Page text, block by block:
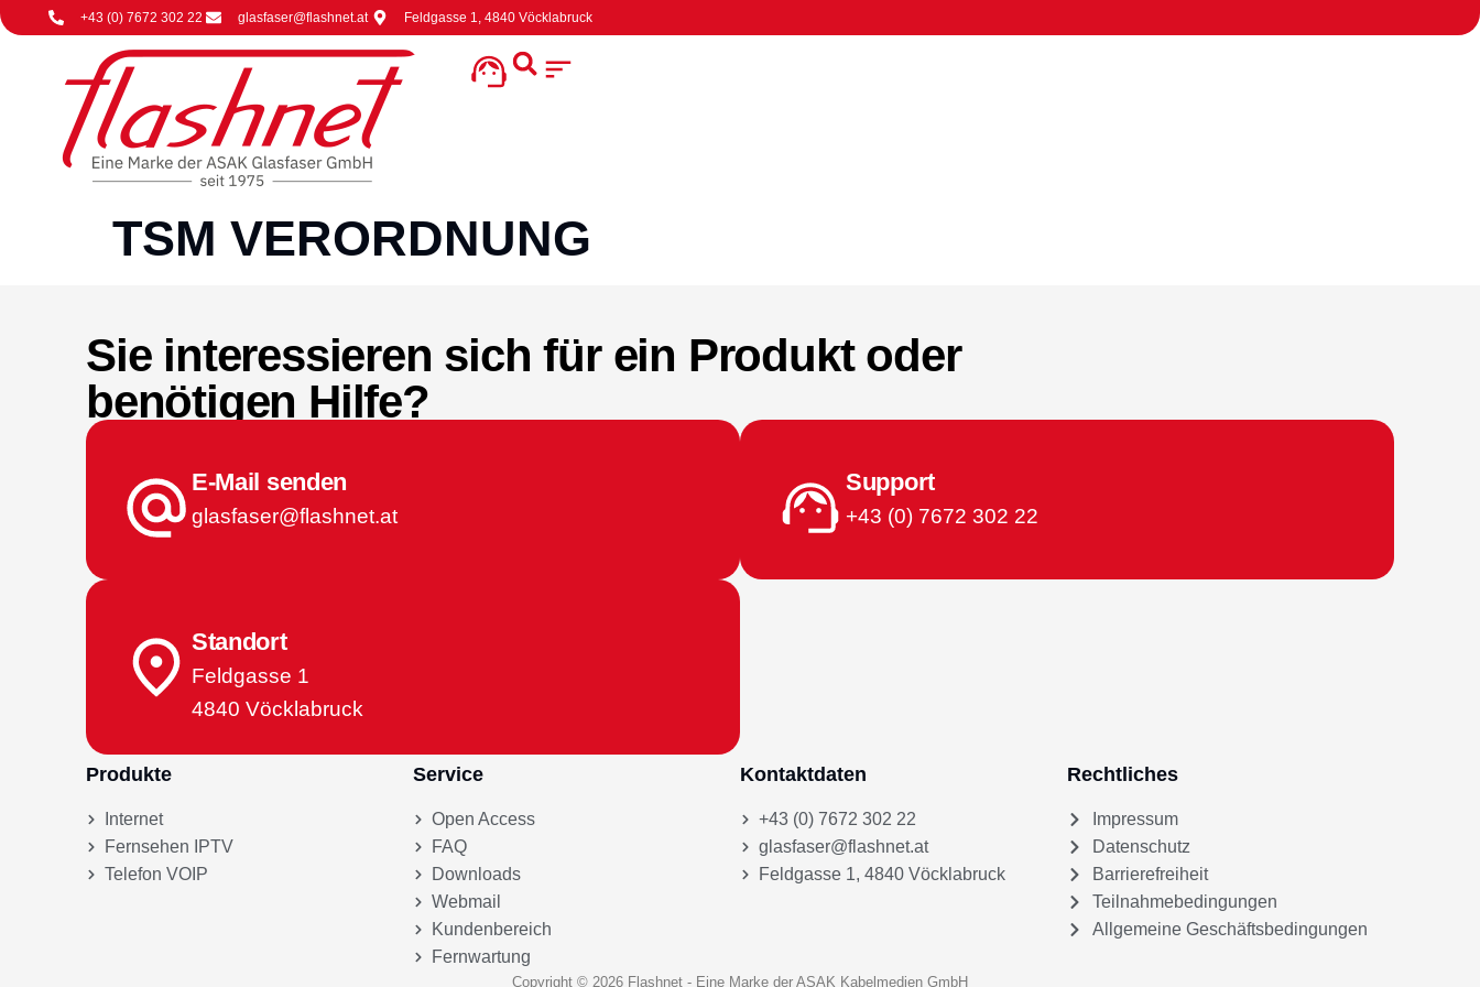
content +43 (0) 7672 302 22 glasfaser@flashnet.at Feldgasse 1, 4840 Vöcklabruck
TSM VERORDNUNG
Sie interessieren sich für ein Produkt oder
benötigen Hilfe?
E-Mail senden
glasfaser@flashnet.at
Support
+43 (0) 7672 302 22
Standort
Feldgasse 1
4840 Vöcklabruck
Produkte
Internet
Fernsehen IPTV
Telefon VOIP
Service
Open Access
FAQ
Downloads
Webmail
Kundenbereich
Fernwartung
Kontaktdaten
+43 (0) 7672 302 22
glasfaser@flashnet.at
Feldgasse 1, 4840 Vöcklabruck
Rechtliches
Impressum
Datenschutz
Barrierefreiheit
Teilnahmebedingungen
Allgemeine Geschäftsbedingungen
Copyright © 2026 Flashnet - Eine Marke der ASAK Kabelmedien GmbH